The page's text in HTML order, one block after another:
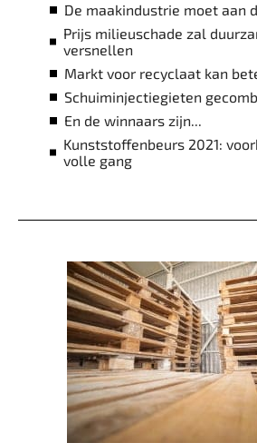
De maakindustrie moet aan
Prijs milieuschade zal
versnellen
Markt voor recyclaat kan
Schuiminjectiegieten
En de winnaars zijn...
Kunststoffenbeurs 2021:
volle gang